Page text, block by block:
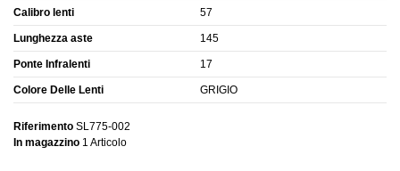
Calibro lenti 57
Lunghezza aste 145
Ponte Infralenti 17
Colore Delle Lenti GRIGIO
Riferimento SL775-002
In magazzino 1 Articolo